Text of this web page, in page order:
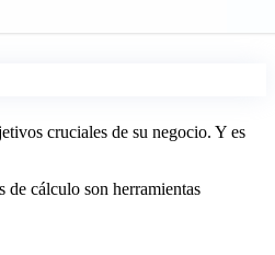
cruciales de su negocio. Y es
cálculo son herramientas